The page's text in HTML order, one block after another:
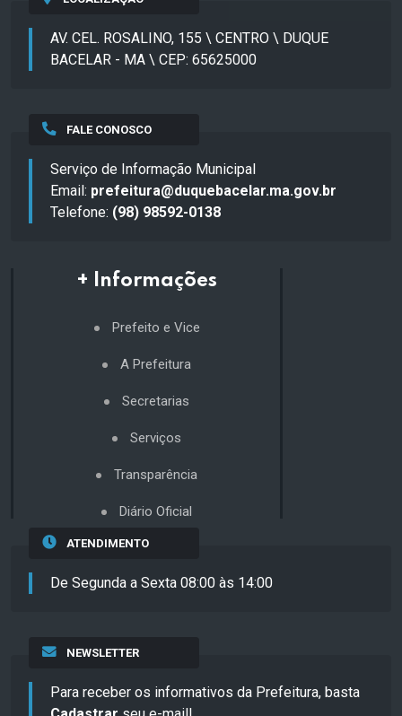
AV. CEL. ROSALINO, 155 \ CENTRO \ DUQUE
BACELAR - MA \ CEP: 65625000
FALE CONOSCO
Serviço de Informação Municipal
Email: prefeitura@duquebacelar.ma.gov.br
Telefone: (98) 98592-0138
+ Informações
Prefeito e Vice
A Prefeitura
Secretarias
Serviços
Transparência
Diário Oficial
ATENDIMENTO
De Segunda a Sexta 08:00 às 14:00
NEWSLETTER
Para receber os informativos da Prefeitura, basta